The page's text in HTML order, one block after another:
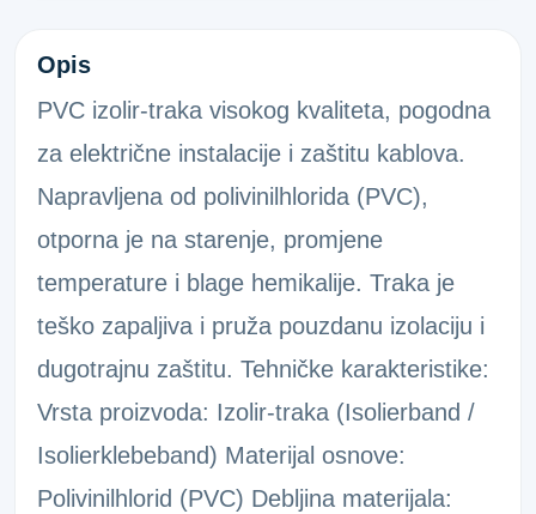
IZO-TRAKA 0,1X12MM VDE ZELENA
Opis
PVC izolir-traka visokog kvaliteta, pogodna
za električne instalacije i zaštitu kablova.
Napravljena od polivinilhlorida (PVC),
otporna je na starenje, promjene
temperature i blage hemikalije. Traka je
teško zapaljiva i pruža pouzdanu izolaciju i
dugotrajnu zaštitu. Tehničke karakteristike:
Vrsta proizvoda: Izolir-traka (Isolierband /
Isolierklebeband) Materijal osnove:
Polivinilhlorid (PVC) Debljina materijala: